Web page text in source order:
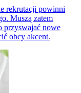
rekrutacji powinni
Muszą zatem
przyswajać nowe
obcy akcent.